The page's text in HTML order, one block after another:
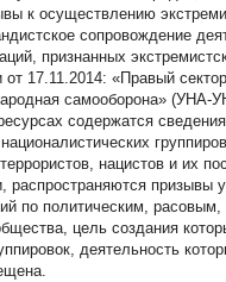
к осуществлению
сопровождение
признанных
17.11.2014: «Правый
самооборона» (УНА-
содержатся сведения
нацистов и их
распространяются призывы у
по политическим,
цель создания
деятельность